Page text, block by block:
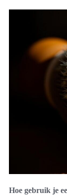
Hoe gebruik je